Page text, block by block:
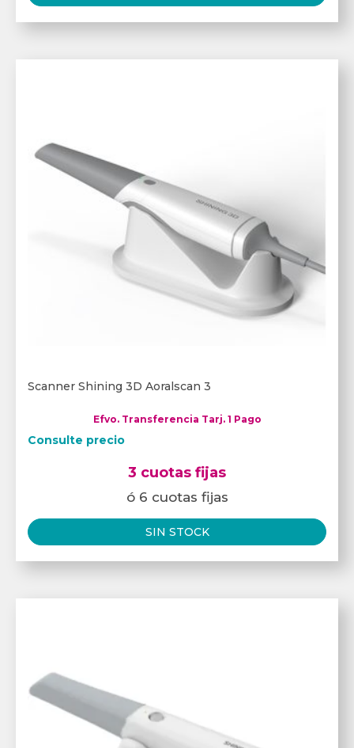
Scanner Shining 3D Aoralscan 3
Efvo. Transferencia Tarj. 1 Pago
Consulte precio
3 cuotas fijas
ó 6 cuotas fijas
SIN STOCK